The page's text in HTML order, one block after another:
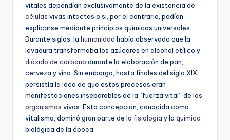
vitales dependían exclusivamente de la existencia de
células vivas intactas o si, por el contrario, podían
explicarse mediante principios químicos universales.
Durante siglos, la humanidad había observado que la
levadura transformaba los azúcares en alcohol etílico y
dióxido de carbono durante la elaboración de pan,
cerveza y vino. Sin embargo, hasta finales del siglo XIX
persistía la idea de que estos procesos eran
manifestaciones inseparables de la “fuerza vital” de los
organismos vivos. Esta concepción, conocida como
vitalismo, dominó gran parte de la fisiología y la química
biológica de la época.